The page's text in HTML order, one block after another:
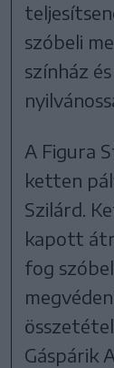
szóbeli
színház
A Figura
ketten
Szilárd.
kapott
fog
Gáspárik